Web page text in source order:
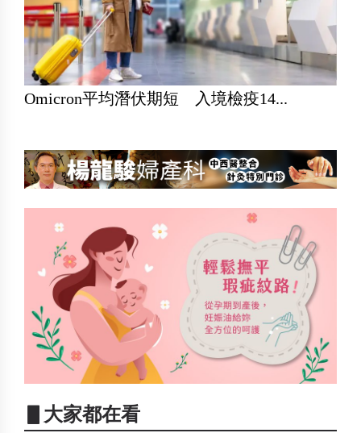
Omicron平均潛伏期短 入境檢疫14...
▋大家都在看